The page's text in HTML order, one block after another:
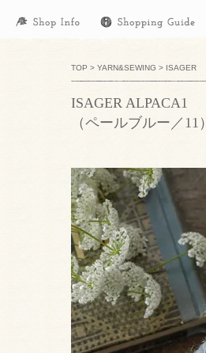
TOP > YARN&SEWING > ISAGER
ISAGER ALPACA1
（ペールブルー／11）